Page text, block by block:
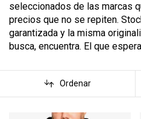
seleccionados de las marcas
precios que no se repiten.
garantizada y la misma
busca, encuentra. El que
Ordenar